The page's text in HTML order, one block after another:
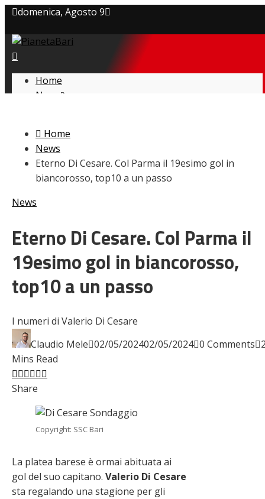
domenica, Agosto 9
Privacy policy
Cookie Policy
Home
News
L’avversario
Giovanili
Le pagelle
Interviste
Focus
Video
Home
News
Eterno Di Cesare. Col Parma il 19esimo gol in
biancorosso, top10 a un passo
News
Eterno Di Cesare. Col Parma il
19esimo gol in biancorosso,
top10 a un passo
I numeri di Valerio Di Cesare
Claudio Mele 02/05/202402/05/2024 0 Comments
Mins Read
Facebook
Twitter
LinkedIn
Pinterest
Stumbleupon
Share
Copyright: SSC Bari
La platea barese è ormai abituata ai
gol del suo capitano. Valerio Di Cesare
sta regalando una stagione per gli